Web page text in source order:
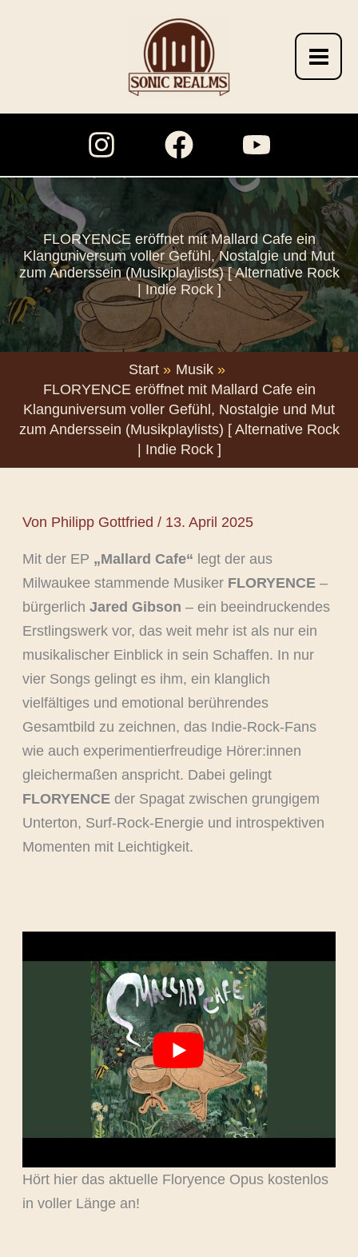
FLORYENCE eröffnet mit Mallard Cafe ein
Klanguniversum voller Gefühl, Nostalgie und Mut
zum Anderssein (Musikplaylists) [ Alternative Rock
| Indie Rock ]
Start
Musik
FLORYENCE eröffnet mit Mallard Cafe ein
Klanguniversum voller Gefühl, Nostalgie und Mut
zum Anderssein (Musikplaylists) [ Alternative Rock
| Indie Rock ]
Von Philipp Gottfried / 13. April 2025
Mit der EP „Mallard Cafe“ legt der aus
Milwaukee stammende Musiker FLORYENCE–
bürgerlich Jared Gibson – ein beeindruckendes
Erstlingswerk vor, das weit mehr ist als nur ein
musikalischer Einblick in sein Schaffen. In nur
vier Songs gelingt es ihm, ein klanglich
vielfältiges und emotional berührendes
Gesamtbild zu zeichnen, das Indie-Rock-Fans
wie auch experimentierfreudige Hörer:innen
gleichermaßen anspricht. Dabei gelingt
FLORYENCEder Spagat zwischen grungigem
Unterton, Surf-Rock-Energie und introspektiven
Momenten mit Leichtigkeit.
Hört hier das aktuelle Floryence Opus kostenlos
in voller Länge an!